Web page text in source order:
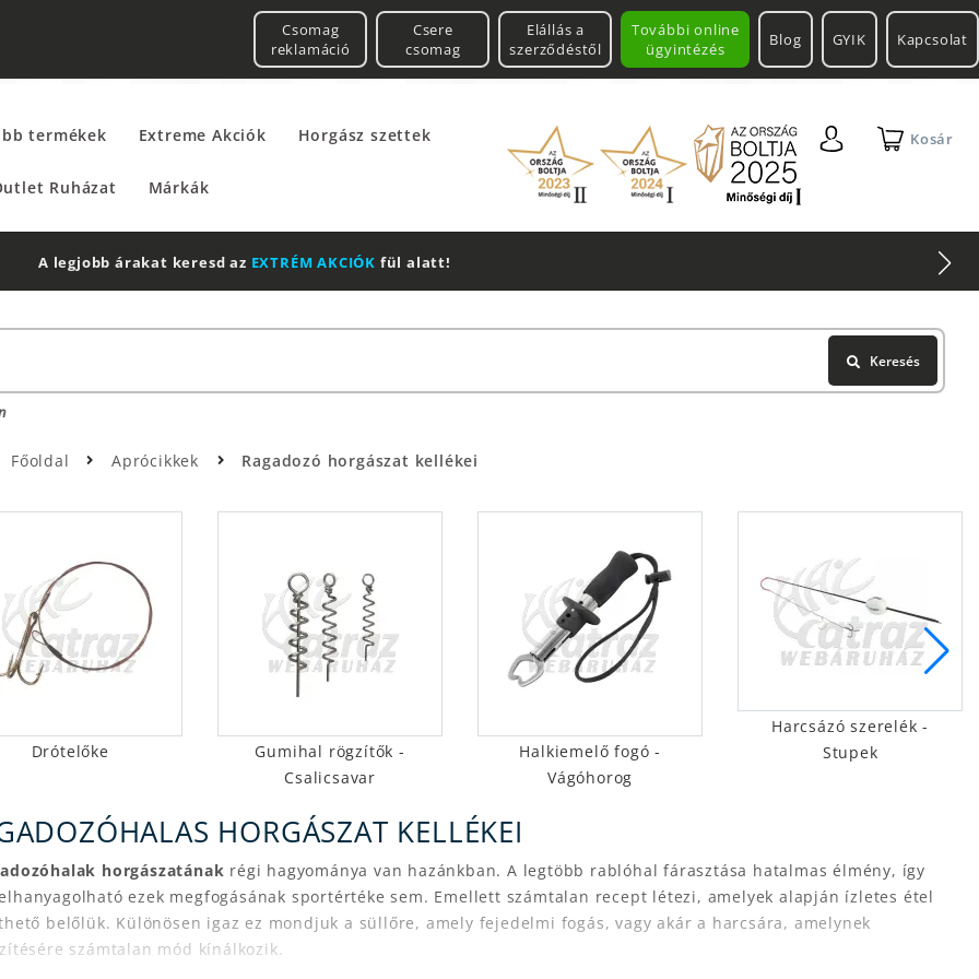
További online
ügyintézés
Csomag
reklamáció
Csere
csomag
Elállás a
szerződéstől
Blog GYIK Kapcsolat
termékek Extreme Akciók Horgász szettek
Ruházat Márkák
Kosár
Keresés
Főoldal Aprócikkek Ragadozó horgászat kellékei
Drótelőke
Gumihal rögzítők -
Csalicsavar
Halkiemelő fogó -
Vágóhorog
Harcsázó szerelék -
Stupek
HORGÁSZAT KELLÉKEI
horgászatának régi hagyománya van hazánkban. A legtöbb rablóhal fárasztása hatalmas élmény, így
ezek megfogásának sportértéke sem. Emellett számtalan recept létezi, amelyek alapján ízletes étel
belőlük. Különösen igaz ez mondjuk a süllőre, amely fejedelmi fogás, vagy akár a harcsára, amelynek
számtalan mód kínálkozik.